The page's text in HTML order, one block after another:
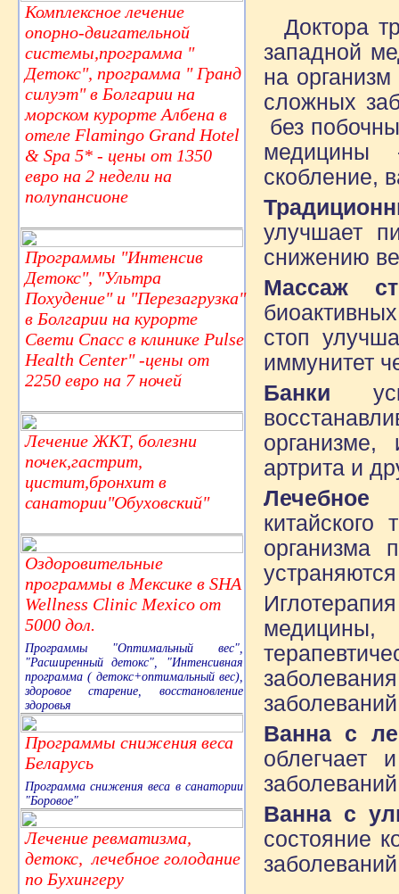
Комплексное лечение
опорно-двигательной
системы,программа "
Детокс", программа " Гранд
силуэт" в Болгарии на
морском курорте Албена в
отеле Flamingo Grand Hotel
& Spa 5* - цены от 1350
евро на 2 недели на
полупансионе
Программы "Интенсив
Детокс", "Ультра
Похудение" и "Перезагрузка"
в Болгарии на курорте
Свети Спасс в клинике Pulse
Health Center" -цены от
2250 евро на 7 ночей
Лечение ЖКТ, болезни
почек,гастрит,
цистит,бронхит в
санатории"Обуховский"
Оздоровительные
программы в Мексике в SHA
Wellness Clinic Mexico от
5000 дол.
Программы "Оптимальный вес",
"Расширенный детокс", "Интенсивная
программа ( детокс+оптимальный вес),
здоровое старение, восстановление
здоровья
Программы снижения веса
Беларусь
Программа снижения веса в санатории
"Боровое"
Лечение ревматизма,
детокс, лечебное голодание
по Бухингеру
Доктора
западной
на
сложных
без
медицины
скобление,
улучшает
снижению
Массаж
стоп
иммунитет
Банки
артрита и
Лечебное
организма
Ванна с
облегчает
Ванна с
состояние